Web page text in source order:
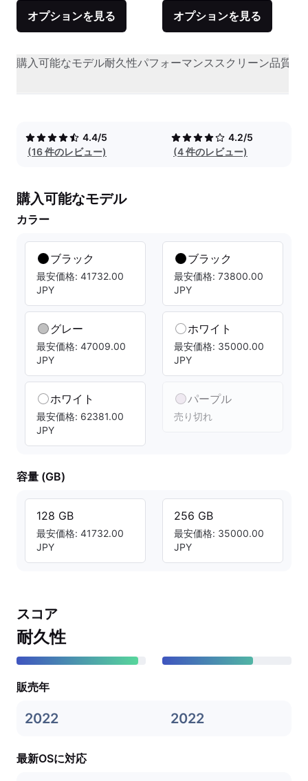
オプションを見る オプションを見る
購入可能なモデル耐久性パフォーマンススクリーン品質
4.4/5
(16 件のレビュー)
4.2/5
(4 件のレビュー)
購入可能なモデル
カラー
ブラック
最安価格: 41732.00
JPY
グレー
最安価格: 47009.00
JPY
ホワイト
最安価格: 62381.00
JPY
ブラック
最安価格: 73800.00
JPY
ホワイト
最安価格: 35000.00
JPY
パープル
売り切れ
容量 (GB)
128 GB
最安価格: 41732.00
JPY
256 GB
最安価格: 35000.00
JPY
スコア
耐久性
販売年
2022 2022
最新OSに対応